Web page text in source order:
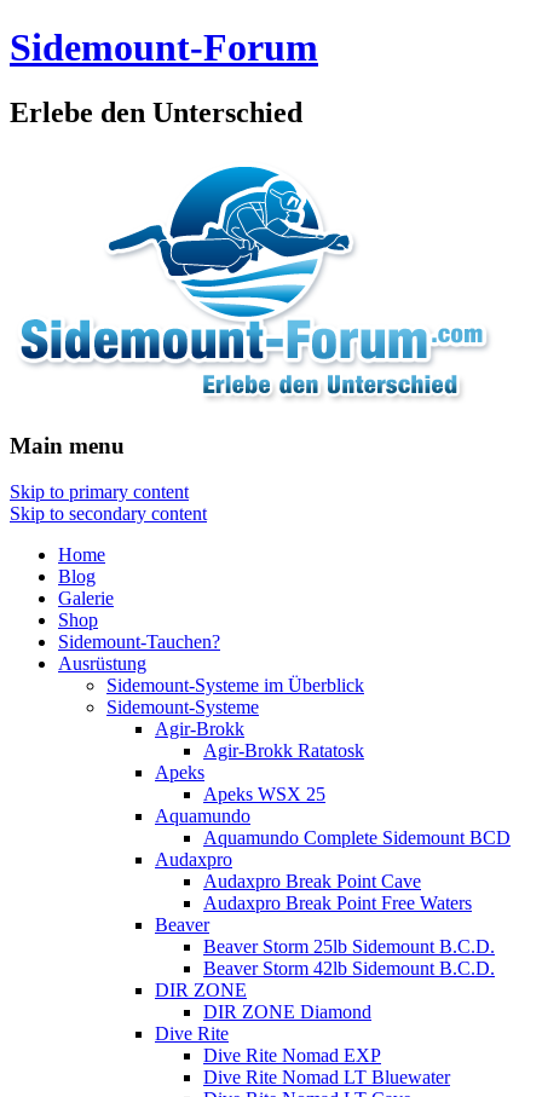
Sidemount-Forum
Erlebe den Unterschied
Main menu
Skip to primary content
Skip to secondary content
Home
Blog
Galerie
Shop
Sidemount-Tauchen?
Ausrüstung
Sidemount-Systeme im Überblick
Sidemount-Systeme
Agir-Brokk
Agir-Brokk Ratatosk
Apeks
Apeks WSX 25
Aquamundo
Aquamundo Complete Sidemount BCD
Audaxpro
Audaxpro Break Point Cave
Audaxpro Break Point Free Waters
Beaver
Beaver Storm 25lb Sidemount B.C.D.
Beaver Storm 42lb Sidemount B.C.D.
DIR ZONE
DIR ZONE Diamond
Dive Rite
Dive Rite Nomad EXP
Dive Rite Nomad LT Bluewater